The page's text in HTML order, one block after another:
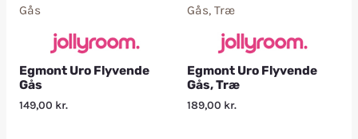
Egmont Uro Flyvende
Gås
149,00 kr.
Egmont Uro Flyvende
Gås, Træ
189,00 kr.